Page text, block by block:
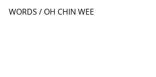
WORDS / OH CHIN WEE